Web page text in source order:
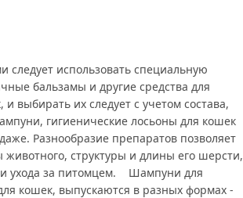
использовать специальную
бальзамы и другие средства для
выбирать их следует с учетом состава,
гигиенические лосьоны для кошек
Разнообразие препаратов позволяет
структуры и длины его шерсти,
ухода за питомцем. Шампуни для
кошек, выпускаются в разных формах -